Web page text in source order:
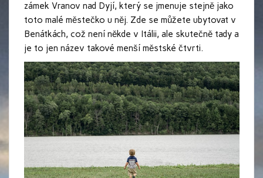
zámek Vranov nad Dyjí, který se jmenuje stejně jako
toto malé městečko u něj. Zde se můžete ubytovat v
Benátkách, což není někde v Itálii, ale skutečně tady a
je to jen název takové menší městské čtvrti.